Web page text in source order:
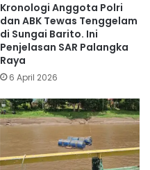
‎‎Kronologi Anggota Polri
dan ABK Tewas Tenggelam
di Sungai Barito. Ini
Penjelasan SAR Palangka
Raya
6 April 2026